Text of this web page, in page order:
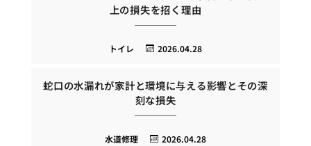
上の損失を招く理由
2026.04.28
トイレ
蛇口の水漏れが家計と環境に与える影響とその深
刻な損失
2026.04.28
水道修理